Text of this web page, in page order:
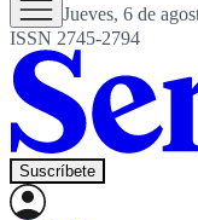
Jueves, 6 de
ISSN 2745-2794
Suscríbete